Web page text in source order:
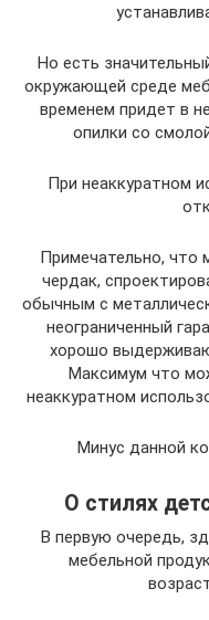
Но есть
окружающей среде
временем придет в
опилки со
При неаккуратном
Примечательно, что
чердак,
обычным с
неограниченный
хорошо
Максимум что
неаккуратном
Минус данной
О стилях
В первую очередь,
мебельной